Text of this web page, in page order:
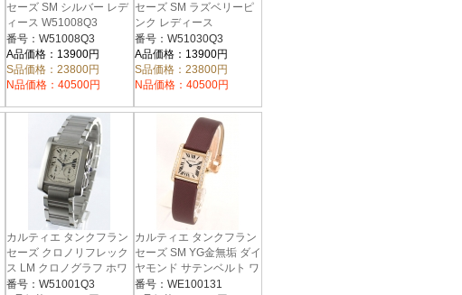
セーズ SM シルバー レデ
ィース W51008Q3
番号：W51008Q3
A品価格：13900円
S品価格：23800円
N品価格：40500円
セーズ SM ラズベリーピ
ンク レディース
W51030Q3
番号：W51030Q3
A品価格：13900円
S品価格：23800円
N品価格：40500円
カルティエ タンクフラン
セーズ クロノリフレック
ス LM クロノグラフ ホワ
イト メンズ W51001Q3
番号：W51001Q3
カルティエ タンクフラン
セーズ SM YG金無垢 ダイ
ヤモンド サテンベルト ワ
インレッド/ホワイト レデ
番号：WE100131